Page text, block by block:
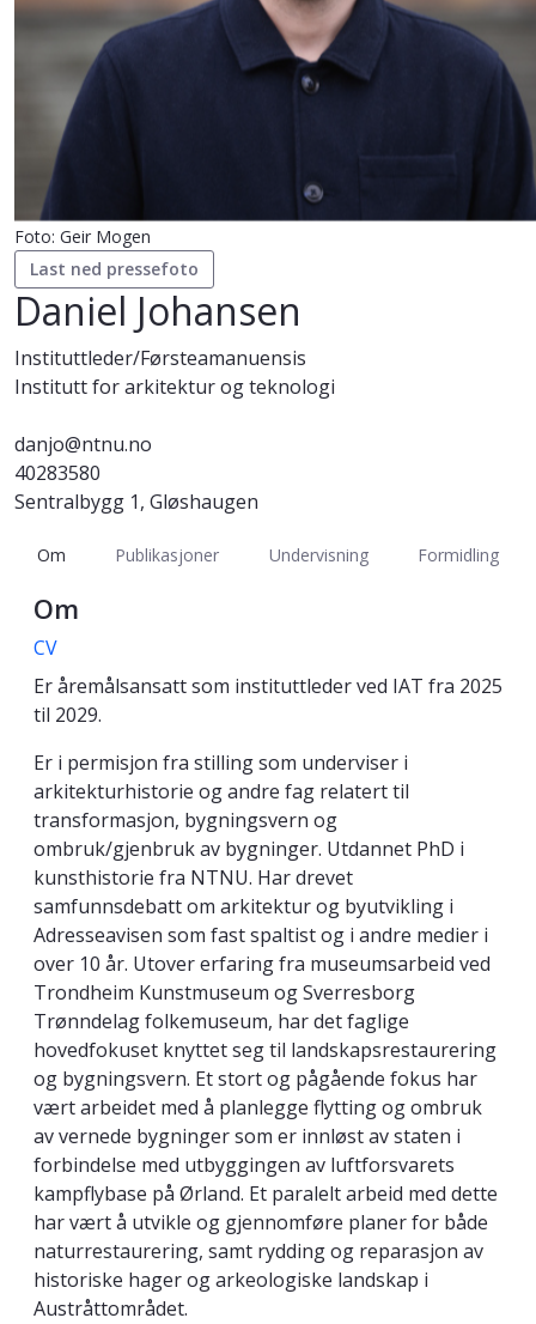
Foto: Geir Mogen
Last ned pressefoto
Daniel Johansen
Instituttleder/Førsteamanuensis
Institutt for arkitektur og teknologi
danjo@ntnu.no
40283580
Sentralbygg 1, Gløshaugen
Om Publikasjoner Undervisning Formidling
Om
CV
Er åremålsansatt som instituttleder ved IAT fra 2025
til 2029.
Er i permisjon fra stilling som underviser i
arkitekturhistorie og andre fag relatert til
transformasjon, bygningsvern og
ombruk/gjenbruk av bygninger. Utdannet PhD i
kunsthistorie fra NTNU. Har drevet
samfunnsdebatt om arkitektur og byutvikling i
Adresseavisen som fast spaltist og i andre medier i
over 10 år. Utover erfaring fra museumsarbeid ved
Trondheim Kunstmuseum og Sverresborg
Trønndelag folkemuseum, har det faglige
hovedfokuset knyttet seg til landskapsrestaurering
og bygningsvern. Et stort og pågående fokus har
vært arbeidet med å planlegge flytting og ombruk
av vernede bygninger som er innløst av staten i
forbindelse med utbyggingen av luftforsvarets
kampflybase på Ørland. Et paralelt arbeid med dette
har vært å utvikle og gjennomføre planer for både
naturrestaurering, samt rydding og reparasjon av
historiske hager og arkeologiske landskap i
Austråttområdet.